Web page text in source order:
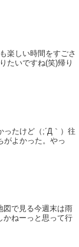
楽しい時間をすごさ
たいですね(笑)帰り
ったけど（;´Д｀）往
がよかった。やっ
図で見る今週末は雨
かねーっと思って行